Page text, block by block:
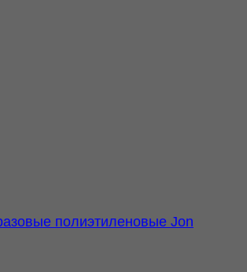
полиэтиленовые Jon